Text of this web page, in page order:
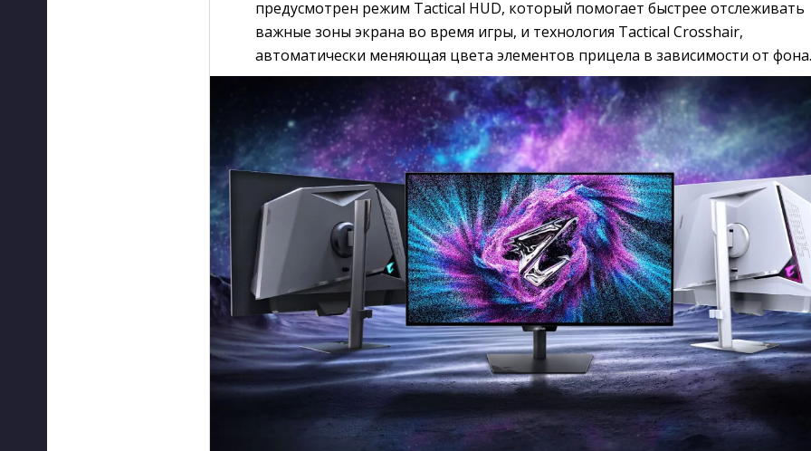
предусмотрен режим Tactical HUD, который помогает быстрее отслеживать
важные зоны экрана во время игры, и технология Tactical Crosshair,
автоматически меняющая цвета элементов прицела в зависимости от фона.